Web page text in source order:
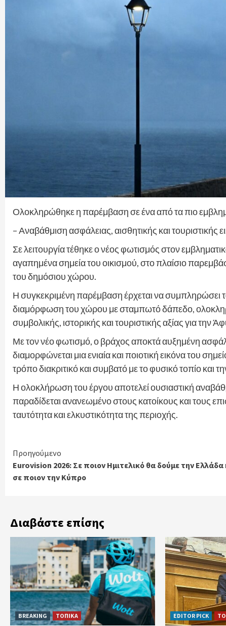
Ολοκληρώθηκε η παρέμβαση σε ένα από τα πιο
– Αναβάθμιση ασφάλειας, αισθητικής και τουριστικής
Σε λειτουργία τέθηκε ο νέος φωτισμός στον
αγαπημένα σημεία του οικισμού, στο πλαίσιο
του δημόσιου χώρου.
Η συγκεκριμένη παρέμβαση έρχεται να συμπληρώσει
διαμόρφωση του χώρου με σταμπωτό δάπεδο,
συμβολικής, ιστορικής και τουριστικής αξίας για την
Με τον νέο φωτισμό, ο βράχος αποκτά αυξημένη
διαμορφώνεται μια ενιαία και ποιοτική εικόνα του
τρόπο διακριτικό και συμβατό με το φυσικό τοπίο
Η ολοκλήρωση του έργου αποτελεί ουσιαστική
παραδίδεται ανανεωμένο στους κατοίκους και τους
ταυτότητα και ελκυστικότητα της περιοχής.
Continue
Reading
Προηγούμενο
Eurovision 2026: Σε ποιον Ημιτελικό θα δούμε την Ελλάδα
σε ποιον την Κύπρο
Διαβάστε επίσης
BREAKING ΤΟΠΙΚΑ EDITOR PICK